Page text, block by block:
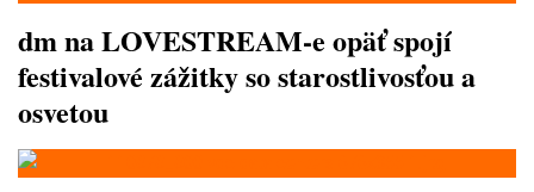
dm na LOVESTREAM-e opäť spojí
festivalové zážitky so starostlivosťou a
osvetou